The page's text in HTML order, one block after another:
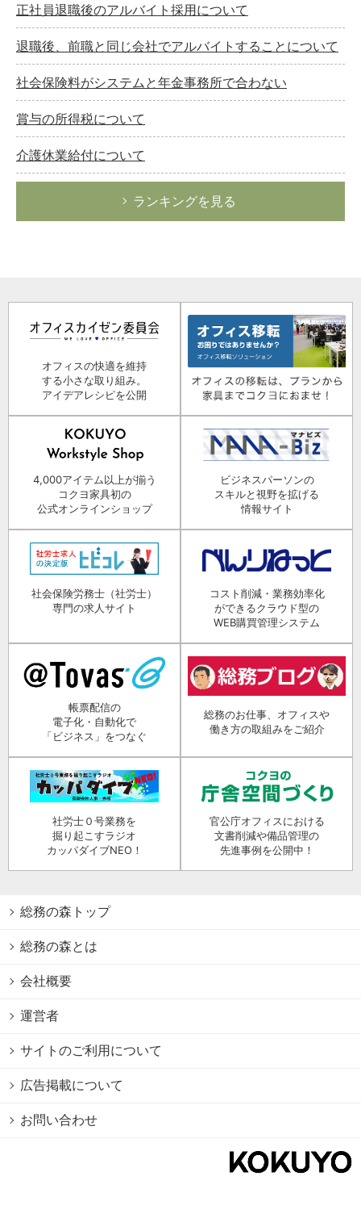
正社員退職後のアルバイト採用について
退職後、前職と同じ会社でアルバイトすることについて
社会保険料がシステムと年金事務所で合わない
賞与の所得税について
介護休業給付について
ランキングを見る
オフィスの快適を維持
する小さな取り組み。
アイデアレシピを公開
4,000アイテム以上が揃う
コクヨ家具初の
公式オンラインショップ
ビジネスパーソンの
スキルと視野を拡げる
情報サイト
社会保険労務士（社労士）
専門の求人サイト
コスト削減・業務効率化
ができるクラウド型の
WEB購買管理システム
帳票配信の
電子化・自動化で
「ビジネス」をつなぐ
総務のお仕事、オフィスや
働き方の取組みをご紹介
社労士０号業務を
掘り起こすラジオ
カッパダイブNEO！
官公庁オフィスにおける
文書削減や備品管理の
先進事例を公開中！
総務の森トップ
総務の森とは
会社概要
運営者
サイトのご利用について
広告掲載について
お問い合わせ